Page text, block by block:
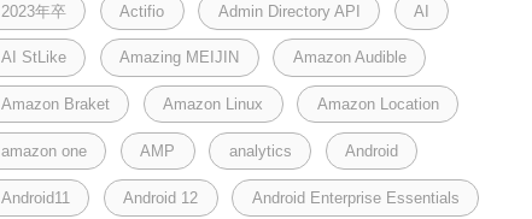
2023年卒 Actifio Admin Directory API AI
AI StLike Amazing MEIJIN Amazon Audible
Amazon Braket Amazon Linux Amazon Location
amazon one AMP analytics Android
Android11 Android 12 Android Enterprise Essentials